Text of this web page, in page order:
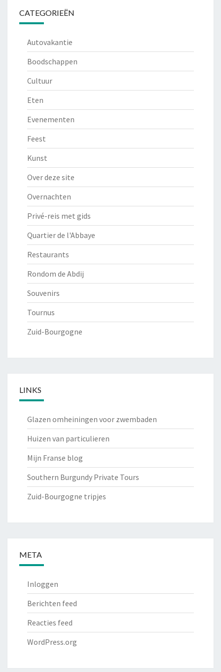
CATEGORIEËN
Autovakantie
Boodschappen
Cultuur
Eten
Evenementen
Feest
Kunst
Over deze site
Overnachten
Privé-reis met gids
Quartier de l'Abbaye
Restaurants
Rondom de Abdij
Souvenirs
Tournus
Zuid-Bourgogne
LINKS
Glazen omheiningen voor zwembaden
Huizen van particulieren
Mijn Franse blog
Southern Burgundy Private Tours
Zuid-Bourgogne tripjes
META
Inloggen
Berichten feed
Reacties feed
WordPress.org